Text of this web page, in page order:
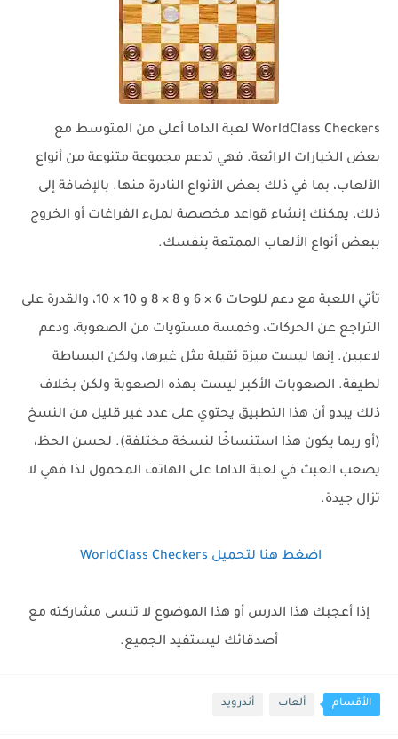
WorldClass Checkers لعبة الداما أعلى من المتوسط مع
بعض الخيارات الرائعة. فهي تدعم مجموعة متنوعة من أنواع
الألعاب، بما في ذلك بعض الأنواع النادرة منها. بالإضافة إلى
ذلك، يمكنك إنشاء قواعد مخصصة لملء الفراغات أو الخروج
ببعض أنواع الألعاب الممتعة بنفسك.
تأتي اللعبة مع دعم للوحات 6 × 6 و 8 × 8 و 10 × 10، والقدرة على
التراجع عن الحركات، وخمسة مستويات من الصعوبة، ودعم
لاعبين. إنها ليست ميزة ثقيلة مثل غيرها، ولكن البساطة
لطيفة. الصعوبات الأكبر ليست بهذه الصعوبة ولكن بخلاف
ذلك يبدو أن هذا التطبيق يحتوي على عدد غير قليل من النسخ
(أو ربما يكون هذا استنساخًا لنسخة مختلفة). لحسن الحظ،
يصعب العبث في لعبة الداما على الهاتف المحمول لذا فهي لا
تزال جيدة.
اضغط هنا لتحميل WorldClass Checkers
إذا أعجبك هذا الدرس أو هذا الموضوع لا تنسى مشاركته مع
أصدقائك ليستفيد الجميع.
الأقسام ألعاب أندرويد